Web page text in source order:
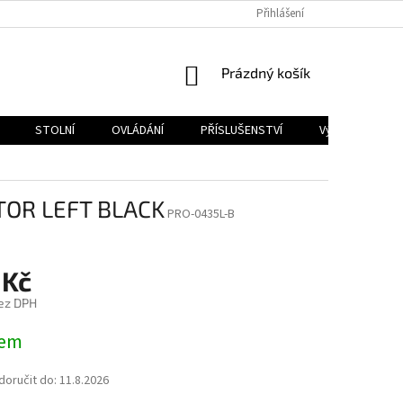
Přihlášení
NÁKUPNÍ
Prázdný košík
STOLNÍ OVLÁDÁNÍ PŘÍSLUŠENSTVÍ
Výprodej
LEFT BLACKPRO-0435L-B
DPH
do: 11.8.2026